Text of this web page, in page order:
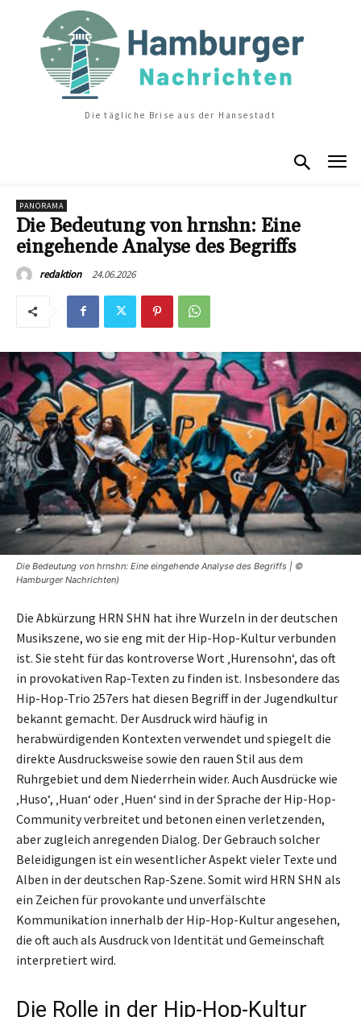
Die tägliche Brise aus der Hansestadt
PANORAMA
Die Bedeutung von hrnshn: Eine
eingehende Analyse des Begriffs
redaktion 24.06.2026
Die Bedeutung von hrnshn: Eine eingehende Analyse des Begriffs | ©
Hamburger Nachrichten)
Die Abkürzung HRN SHN hat ihre Wurzeln in der deutschen
Musikszene, wo sie eng mit der Hip-Hop-Kultur verbunden
ist. Sie steht für das kontroverse Wort ‚Hurensohn‘, das oft
in provokativen Rap-Texten zu finden ist. Insbesondere das
Hip-Hop-Trio 257ers hat diesen Begriff in der Jugendkultur
bekannt gemacht. Der Ausdruck wird häufig in
herabwürdigenden Kontexten verwendet und spiegelt die
direkte Ausdrucksweise sowie den rauen Stil aus dem
Ruhrgebiet und dem Niederrhein wider. Auch Ausdrücke wie
‚Huso‘, ‚Huan‘ oder ‚Huen‘ sind in der Sprache der Hip-Hop-
Community verbreitet und betonen einen verletzenden,
aber zugleich anregenden Dialog. Der Gebrauch solcher
Beleidigungen ist ein wesentlicher Aspekt vieler Texte und
Alben in der deutschen Rap-Szene. Somit wird HRN SHN als
ein Zeichen für provokante und unverfälschte
Kommunikation innerhalb der Hip-Hop-Kultur angesehen,
die oft auch als Ausdruck von Identität und Gemeinschaft
interpretiert wird.
Die Rolle in der Hip-Hop-Kultur